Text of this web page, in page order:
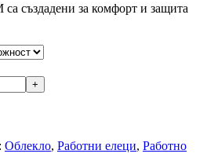
създадени за комфорт и защита
Облекло, Работни елеци, Работно